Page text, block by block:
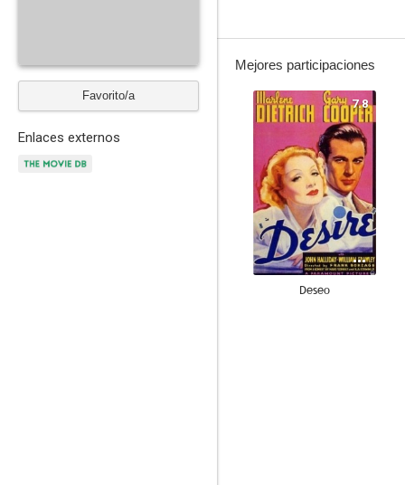
Favorito/a
Enlaces externos
Mejores participaciones
7.8
Deseo